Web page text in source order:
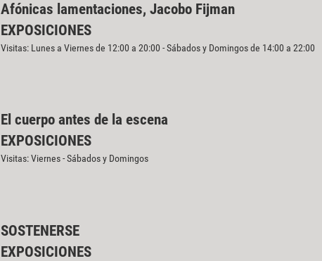
Afónicas lamentaciones, Jacobo Fijman
EXPOSICIONES
Visitas: Lunes a Viernes de 12:00 a 20:00 - Sábados y Domingos de 14:00 a 22:00
El cuerpo antes de la escena
EXPOSICIONES
Visitas: Viernes - Sábados y Domingos
SOSTENERSE
EXPOSICIONES